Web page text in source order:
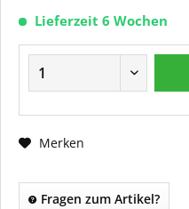
Lieferzeit 6 Wochen
Merken
Fragen zum Artikel?